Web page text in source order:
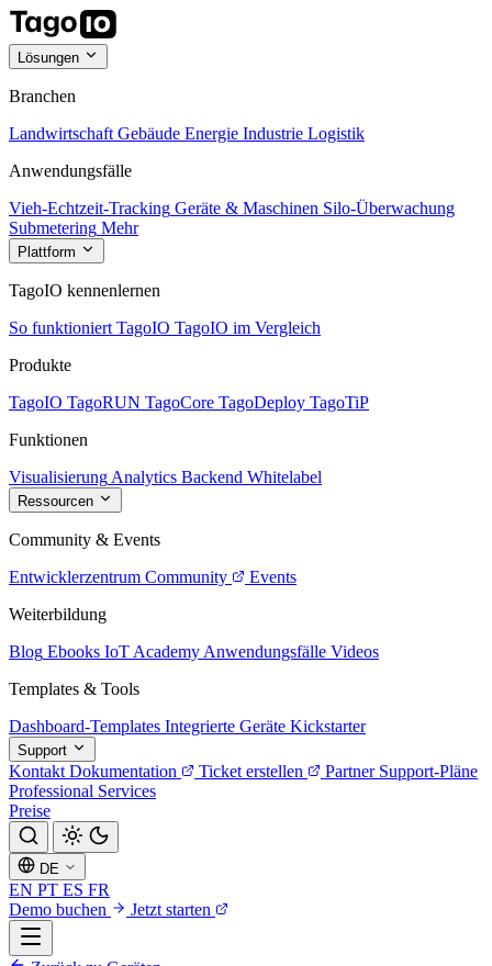
Lösungen
Branchen
Landwirtschaft Gebäude Energie Industrie Logistik
Anwendungsfälle
Vieh-Echtzeit-Tracking Geräte & Maschinen Silo-Überwachung
Submetering Mehr
Plattform
TagoIO kennenlernen
So funktioniert TagoIO TagoIO im Vergleich
Produkte
TagoIO TagoRUN TagoCore TagoDeploy TagoTiP
Funktionen
Visualisierung Analytics Backend Whitelabel
Ressourcen
Community & Events
Entwicklerzentrum Community
Events
Weiterbildung
Blog Ebooks IoT Academy Anwendungsfälle Videos
Templates & Tools
Dashboard-Templates Integrierte Geräte Kickstarter
Support
Kontakt Dokumentation Ticket erstellen Partner Support-Pläne
Professional Services
Preise
DE
EN PT ES FR
Demo buchen
Jetzt starten